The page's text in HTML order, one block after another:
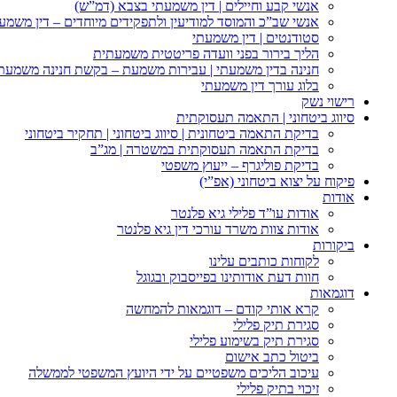
אנשי קבע וחיילים | דין משמעתי בצבא (דמ”ש)
אנשי שב”כ והמוסד למודיעין ולתפקידים מיוחדים – דין
סטודנטים | דין משמעתי
הליך בירור בפני וועדה פריטטית משמעתית
חנינה בדין משמעתי | עבירות משמעת – בקשת חנינה
בלוג עורך דין משמעתי
רישוי נשק
סיווג ביטחוני | התאמה תעסוקתית
בדיקת התאמה ביטחונית | סיווג ביטחוני | תחקיר ביטחוני
בדיקת התאמה תעסוקתית במשטרה | מג”ב
בדיקת פוליגרף – ייעוץ משפטי
פיקוח על יצוא ביטחוני (אפ”י)
אודות
אודות עו”ד פלילי גיא פלנטר
אודות צוות משרד עורכי דין גיא פלנטר
ביקורות
לקוחות כותבים עלינו
חוות דעת אודותינו בפייסבוק ובגוגל
דוגמאות
קרא אותי קודם – דוגמאות להמחשה
סגירת תיק פלילי
סגירת תיק בשימוע פלילי
ביטול כתב אישום
עיכוב הליכים משפטיים על ידי היועץ המשפטי לממשלה
זיכוי בתיק פלילי